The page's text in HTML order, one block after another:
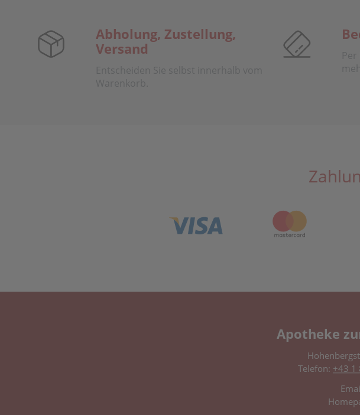
Abholung, Zustellung,
Versand
Entscheiden Sie selbst innerhalb vom
Warenkorb.
mehr
Apotheke
Telefon: +43 1